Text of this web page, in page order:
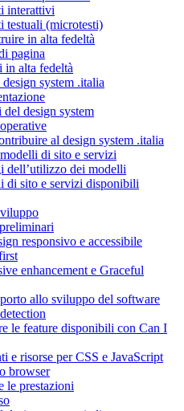
interattivi
testuali (microtesti)
in alta fedeltà
pagina
in alta fedeltà
system .italia
design system
al design system .italia
di sito e servizi
dell’utilizzo dei modelli
di sito e servizi disponibili
responsivo e accessibile
enhancement e Graceful
allo sviluppo del software
le feature disponibili con Can I
e risorse per CSS e JavaScript
browser
le prestazioni